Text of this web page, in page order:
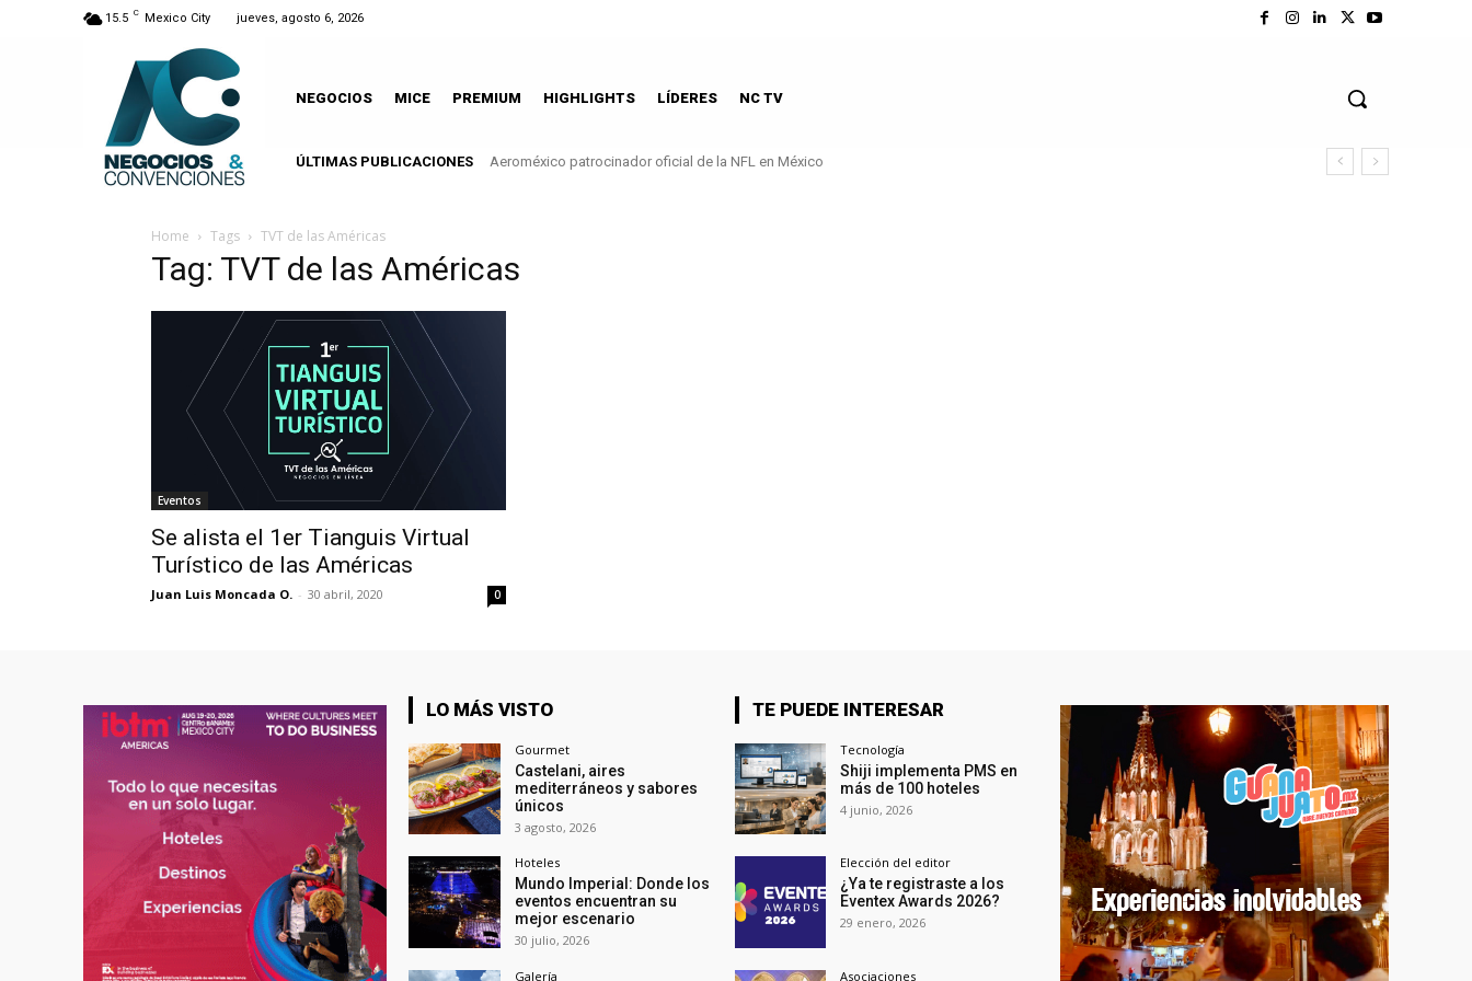
15.5 C Mexico City jueves, agosto 6, 2026
NEGOCIOS MICE PREMIUM HIGHLIGHTS LÍDERES NC TV
ÚLTIMAS PUBLICACIONES Aeroméxico patrocinador oficial de la NFL en México
Home Tags TVT de las Américas
Tag: TVT de las Américas
Eventos
Se alista el 1er Tianguis Virtual
Turístico de las Américas
Juan Luis Moncada O. - 30 abril, 2020 0
LO MÁS VISTO
Gourmet
Castelani, aires
mediterráneos y sabores
únicos
3 agosto, 2026
Hoteles
Mundo Imperial: Donde los
eventos encuentran su
mejor escenario
30 julio, 2026
Galería
TE PUEDE INTERESAR
Tecnología
Shiji implementa PMS en
más de 100 hoteles
4 junio, 2026
Elección del editor
¿Ya te registraste a los
Eventex Awards 2026?
29 enero, 2026
Asociaciones